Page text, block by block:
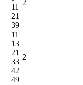
11
21
39
2
11
13
21
33
42
49
2